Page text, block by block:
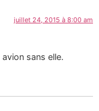
juillet 24, 2015 à 8:00 am
sans elle.